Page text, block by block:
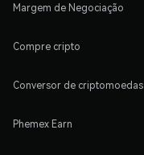
Margem de Negociação
Compre cripto
Conversor de criptomoedas
Phemex Earn